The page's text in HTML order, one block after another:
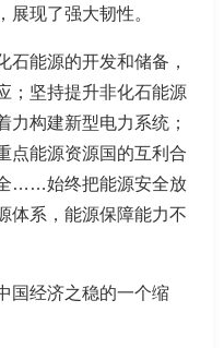
展现了强大韧性。
石能源的开发和储备，
；坚持提升非化石能源
力构建新型电力系统；
点能源资源国的互利合
……始终把能源安全放
体系，能源保障能力不
国经济之稳的一个缩